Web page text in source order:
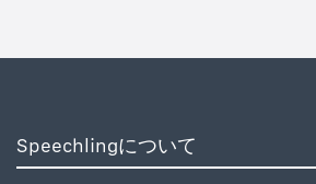
Speechlingについて